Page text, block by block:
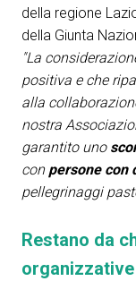
COMPILA IL
AREA
person
A cura di:
della regione
della Giunta
"La
positiva e che
alla
nostra
garantito uno
con persone con
pellegrinaggi
Restano da
organizzative